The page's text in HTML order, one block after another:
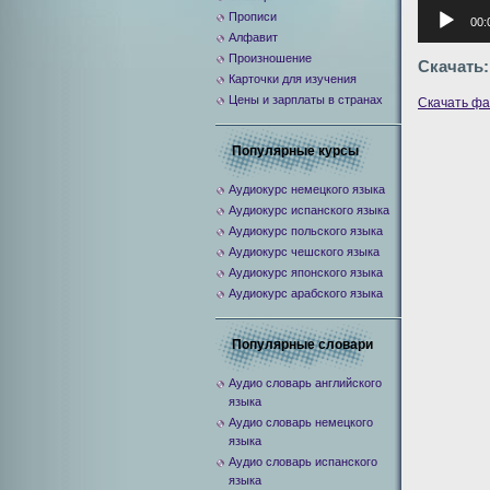
Аудиоплеер
Скачать:
Скачать
Прописи
Алфавит
Произношение
Карточки для изучения
Цены и зарплаты в странах
Популярные курсы
Аудиокурс немецкого языка
Аудиокурс испанского языка
Аудиокурс польского языка
Аудиокурс чешского языка
Аудиокурс японского языка
Аудиокурс арабского языка
Популярные словари
Аудио словарь английского
языка
Аудио словарь немецкого
языка
Аудио словарь испанского
языка